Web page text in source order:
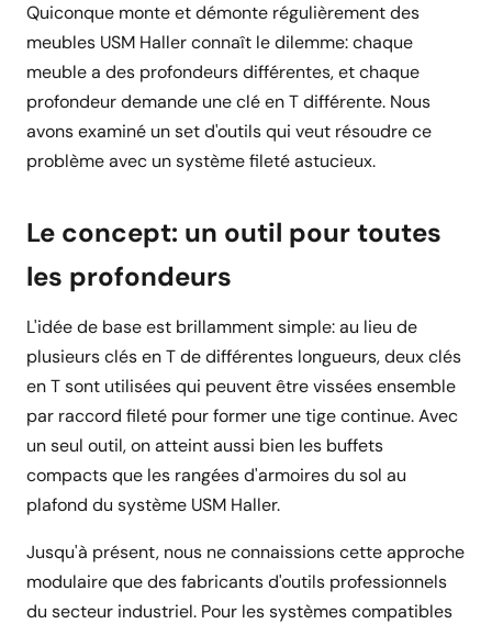
Quiconque monte et démonte régulièrement des
meubles USM Haller connaît le dilemme: chaque
meuble a des profondeurs différentes, et chaque
profondeur demande une clé en T différente. Nous
avons examiné un set d'outils qui veut résoudre ce
problème avec un système fileté astucieux.
Le concept: un outil pour toutes
les profondeurs
L'idée de base est brillamment simple: au lieu de
plusieurs clés en T de différentes longueurs, deux clés
en T sont utilisées qui peuvent être vissées ensemble
par raccord fileté pour former une tige continue. Avec
un seul outil, on atteint aussi bien les buffets
compacts que les rangées d'armoires du sol au
plafond du système USM Haller.
Jusqu'à présent, nous ne connaissions cette approche
modulaire que des fabricants d'outils professionnels
du secteur industriel. Pour les systèmes compatibles